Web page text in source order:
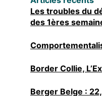
Les troubles du
des 1ères
Border Collie,
Berger Belge :